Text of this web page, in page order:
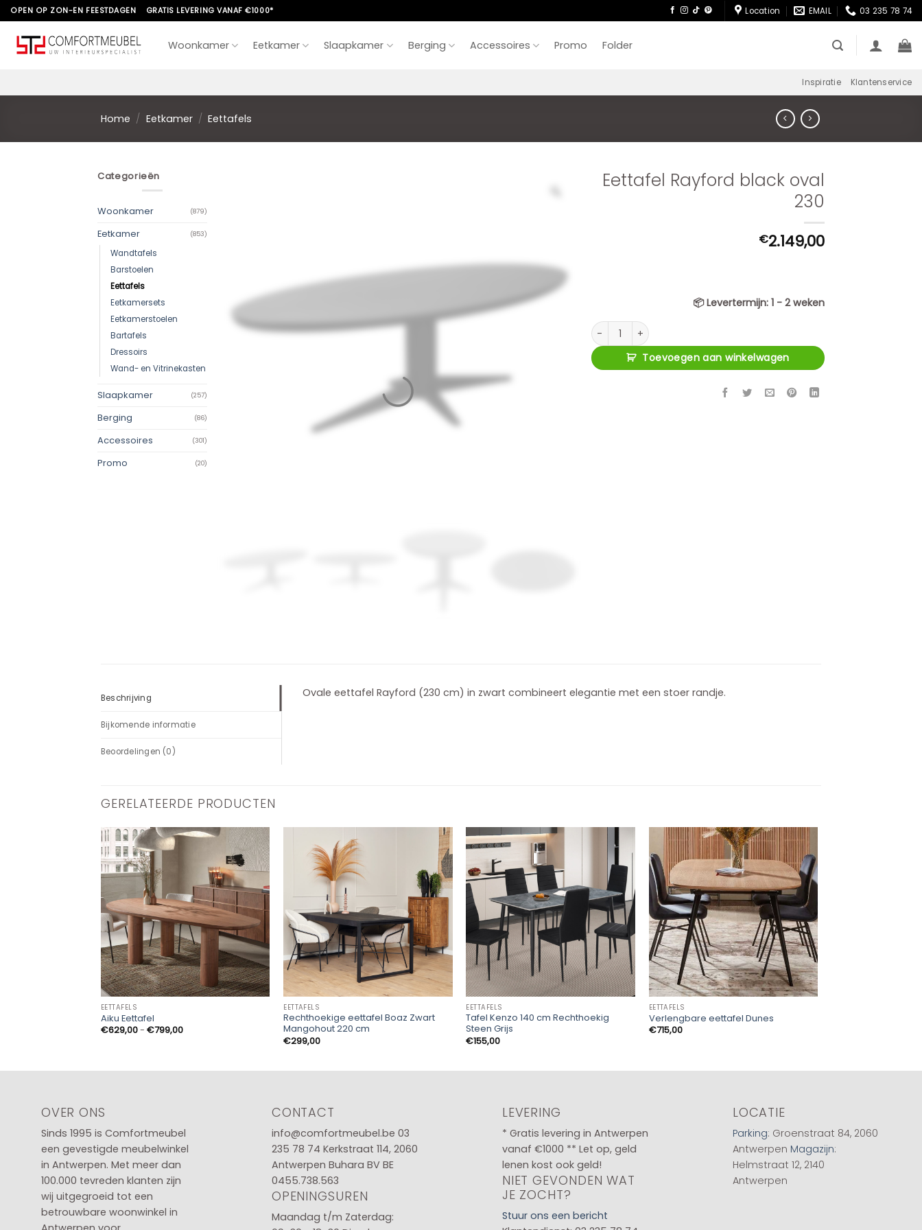
Skip
to
content
OPEN OP ZON-EN FEESTDAGEN GRATIS LEVERING VANAF €1000* Location EMAIL 03 235 78 74
Woonkamer Eetkamer Slaapkamer Berging Accessoires Promo Folder
Inspiratie Klantenservice
Home / Eetkamer / Eettafels
Categorieën
Woonkamer (879)
Eetkamer (853)
Wandtafels
Barstoelen
Eettafels
Eetkamersets
Eetkamerstoelen
Bartafels
Dressoirs
Wand- en Vitrinekasten
Slaapkamer (257)
Berging (86)
Accessoires (301)
Promo (20)
Eettafel Rayford black oval
230
€2.149,00
📦Levertermijn: 1 - 2 weken
Eettafel Rayford black oval 230 aantal
Toevoegen aan winkelwagen
Beschrijving
Bijkomende informatie
Beoordelingen (0)
Ovale eettafel Rayford (230 cm) in zwart combineert elegantie met een stoer randje.
GERELATEERDE PRODUCTEN
EETTAFELS
Aiku Eettafel
€629,00- €799,00Prijsklasse:
EETTAFELS
Rechthoekige eettafel Boaz Zwart
Mangohout 220 cm
€299,00
EETTAFELS
Tafel Kenzo 140 cm Rechthoekig
Steen Grijs
€155,00
EETTAFELS
Verlengbare eettafel Dunes
€715,00
OVER ONS
Sinds 1995 is Comfortmeubel
een gevestigde meubelwinkel
in Antwerpen. Met meer dan
100.000 tevreden klanten zijn
wij uitgegroeid tot een
betrouwbare woonwinkel in
CONTACT
info@comfortmeubel.be 03
235 78 74 Kerkstraat 114, 2060
Antwerpen Buhara BV BE
0455.738.563
OPENINGSUREN
Maandag t/m Zaterdag:
LEVERING
* Gratis levering in Antwerpen
vanaf €1000 ** Let op, geld
lenen kost ook geld!
NIET GEVONDEN WAT
JE ZOCHT?
Stuur ons een bericht
LOCATIE
Parking: Groenstraat 84, 2060
Antwerpen Magazijn:
Helmstraat 12, 2140
Antwerpen